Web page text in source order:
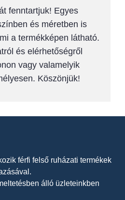
fenntartjuk! Egyes
és méretben is
a termékképen látható.
és elérhetőségről
vagy valamelyik
Köszönjük!
férfi felső ruházati termékek
álló üzleteinkben